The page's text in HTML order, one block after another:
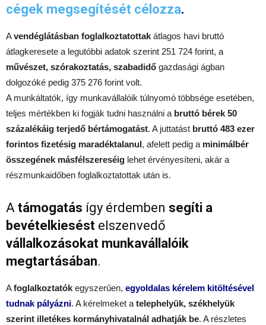
cégek megsegítését célozza.
Avendéglátásban foglalkoztatottak átlagos havi bruttó
átlagkeresete a legutóbbi adatok szerint 251 724 forint, a
művészet, szórakoztatás, szabadidő gazdasági ágban
dolgozóké pedig 375 276 forint volt.
A munkáltatók, így munkavállalóik túlnyomó többsége esetében,
teljes mértékben ki fogják tudni használni a bruttó bérek 50
százalékáig terjedő bértámogatást. A juttatást bruttó 483 ezer
forintos fizetésig maradéktalanul, afelett pedig a minimálbér
összegének másfélszereséig lehet érvényesíteni, akár a
részmunkaidőben foglalkoztatottak után is.
A támogatás így érdemben segíti a
bevételkiesést elszenvedő
vállalkozásokat munkavállalóik
megtartásában.
Afoglalkoztatók egyszerűen, egyoldalas kérelem kitöltésével
tudnak pályázni. A kérelmeket a telephelyük, székhelyük
szerint illetékes kormányhivatalnál adhatják be. A részletes